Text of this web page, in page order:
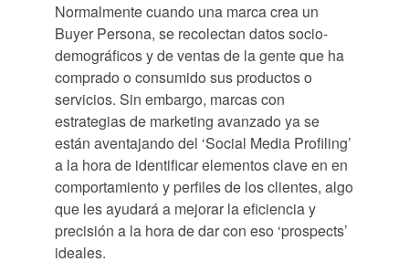
Normalmente cuando una marca crea un
Buyer Persona, se recolectan datos socio-
demográficos y de ventas de la gente que ha
comprado o consumido sus productos o
servicios. Sin embargo, marcas con
estrategias de marketing avanzado ya se
están aventajando del ‘Social Media Profiling’
a la hora de identificar elementos clave en en
comportamiento y perfiles de los clientes, algo
que les ayudará a mejorar la eficiencia y
precisión a la hora de dar con eso ‘prospects’
ideales.